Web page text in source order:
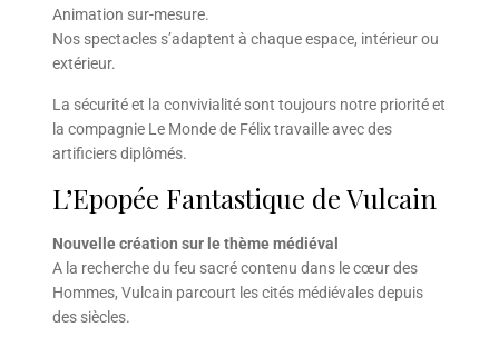
Animation sur-mesure.
Nos spectacles s’adaptent à chaque espace, intérieur ou
extérieur.
La sécurité et la convivialité sont toujours notre priorité et
la compagnie Le Monde de Félix travaille avec des
artificiers diplômés.
L’Epopée Fantastique de Vulcain
Nouvelle création sur le thème médiéval
A la recherche du feu sacré contenu dans le cœur des
Hommes, Vulcain parcourt les cités médiévales depuis
des siècles.